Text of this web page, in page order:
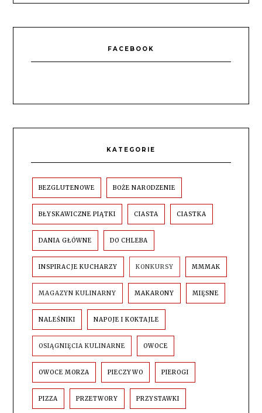
FACEBOOK
KATEGORIE
BEZGLUTENOWE BOŻE NARODZENIE
BŁYSKAWICZNE PIĄTKI CIASTA CIASTKA
DANIA GŁÓWNE DO CHLEBA
INSPIRACJE KUCHARZY KONKURSY MMMAK
MAGAZYN KULINARNY MAKARONY MIĘSNE
NALEŚNIKI NAPOJE I KOKTAJLE
OSIĄGNIĘCIA KULINARNE OWOCE
OWOCE MORZA PIECZYWO PIEROGI
PIZZA PRZETWORY PRZYSTAWKI